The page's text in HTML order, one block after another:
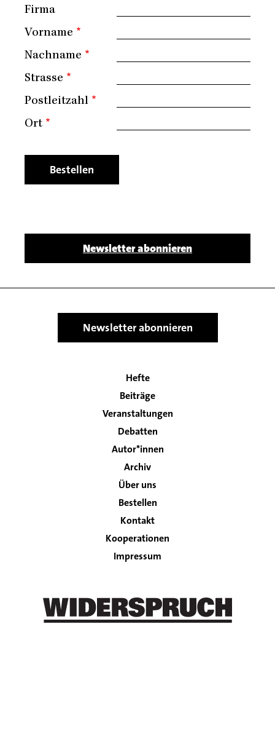
Firma
Vorname
Nachname
Strasse
Postleitzahl
Ort
Newsletter abonnieren
Main
navigation
Hefte
Beiträge
Veranstaltungen
Debatten
Autor*innen
Archiv
Über uns
Bestellen
Footer
Kontakt
Kooperationen
Impressum
Newsletter abonnieren